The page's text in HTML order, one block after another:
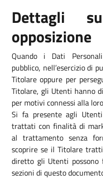
Dettagli
opposizione
Quando i Dati
pubblico, nell’esercizio di
Titolare oppure per
Titolare, gli Utenti hanno
per motivi connessi alla
Si fa presente agli
trattati con finalità di
al trattamento senza
scoprire se il Titolare
diretto gli Utenti
sezioni di questo